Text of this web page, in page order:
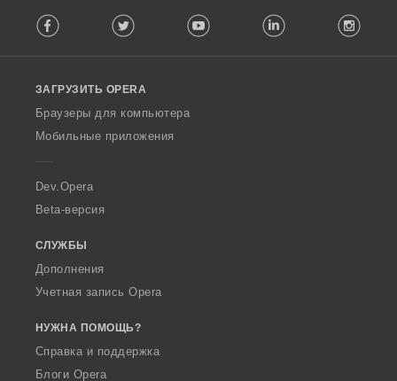
o
w
O
p
a
Facebook Twitter Youtube LinkedIn
ЗАГРУЗИТЬ OPERA
Браузеры для компьютера
Мобильные приложения
Dev.Opera
Beta-версия
СЛУЖБЫ
Дополнения
Учетная запись Opera
НУЖНА ПОМОЩЬ?
Справка и поддержка
Блоги Opera